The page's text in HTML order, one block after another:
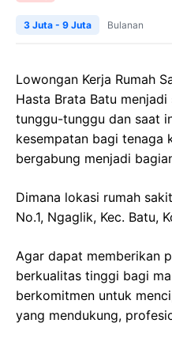
3 Juta - 9 Juta Bulanan
Lowongan Kerja Rumah
Hasta Brata Batu menjadi
tunggu-tunggu dan saat
kesempatan bagi tenaga
bergabung menjadi
Dimana lokasi rumah
No.1, Ngaglik, Kec. Batu,
Agar dapat memberikan
berkualitas tinggi bagi
berkomitmen untuk
yang mendukung,